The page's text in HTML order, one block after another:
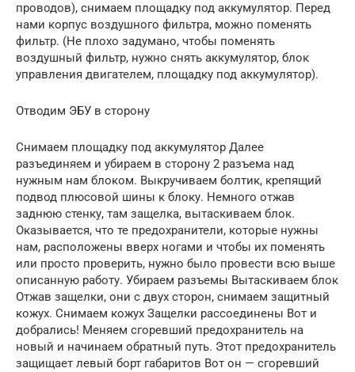
проводов), снимаем площадку под аккумулятор. Перед
нами корпус воздушного фильтра, можно поменять
фильтр. (Не плохо задумано, чтобы поменять
воздушный фильтр, нужно снять аккумулятор, блок
управления двигателем, площадку под аккумулятор).
Отводим ЭБУ в сторону
Снимаем площадку под аккумулятор Далее
разъединяем и убираем в сторону 2 разъема над
нужным нам блоком. Выкручиваем болтик, крепящий
подвод плюсовой шины к блоку. Немного отжав
заднюю стенку, там защелка, вытаскиваем блок.
Оказывается, что те предохранители, которые нужны
нам, расположены вверх ногами и чтобы их поменять
или просто проверить, нужно было провести всю выше
описанную работу. Убираем разъемы Вытаскиваем блок
Отжав защелки, они с двух сторон, снимаем защитный
кожух. Снимаем кожух Защелки рассоединены Вот и
добрались! Меняем сгоревший предохранитель на
новый и начинаем обратный путь. Этот предохранитель
защищает левый борт габаритов Вот он — сгоревший